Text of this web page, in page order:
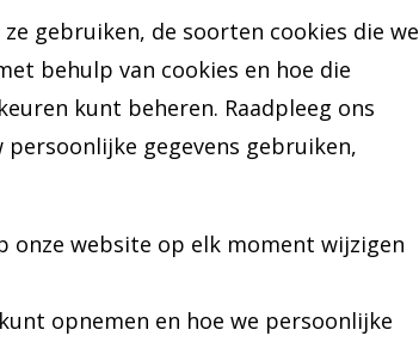
gebruiken, de soorten cookies die we
behulp van cookies en hoe die
kunt beheren. Raadpleeg ons
gegevens gebruiken,
onze website op elk moment wijzigen
opnemen en hoe we persoonlijke